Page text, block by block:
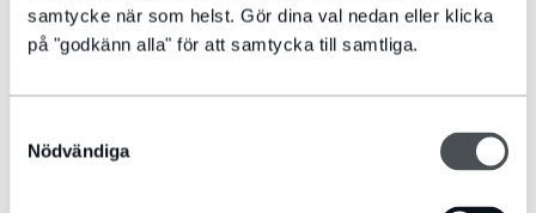
samtycke när som helst. Gör dina val nedan eller klicka
på "godkänn alla" för att samtycka till samtliga.
Nödvändiga
liter beroende på modell, vilket innebär att du kan köra omkring
800 till 1 500 mil innan du behöver fylla på tanken. Se din modells